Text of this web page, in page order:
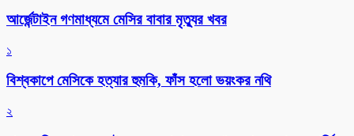
আর্জেন্টাইন গণমাধ্যমে মেসির বাবার মৃত্যুর খবর
১
বিশ্বকাপে মেসিকে হত্যার হুমকি, ফাঁস হলো ভয়ংকর নথি
২